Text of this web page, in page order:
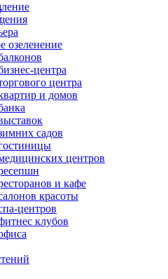
озеленение
центра
центра
и домов
садов
центров
и кафе
красоты
центров
клубов